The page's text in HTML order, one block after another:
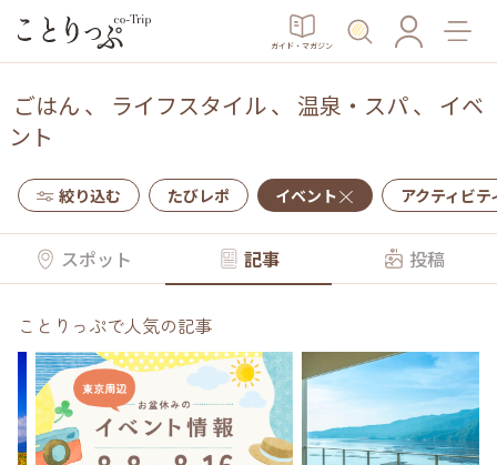
ガイド・マガジン
ごはん 、 ライフスタイル、 温泉・スパ、 イベ
ント
絞り込む たびレポ イベント アクティビテ
スポット 記事 投稿
ことりっぷで人気の記事